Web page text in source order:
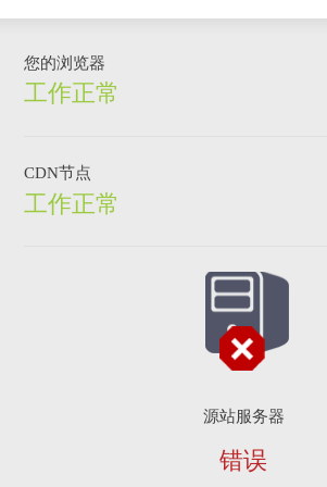
您的浏览器
工作正常
CDN节点
工作正常
源站服务器
错误